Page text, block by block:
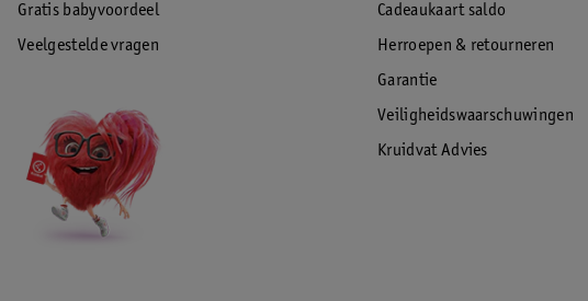
Gratis babyvoordeel
Veelgestelde vragen
Cadeaukaart saldo
Herroepen & retourneren
Garantie
Veiligheidswaarschuwingen
Kruidvat Advies